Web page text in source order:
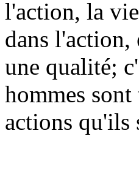
l'action, la
dans l'action,
une qualité;
hommes
actions qu'ils